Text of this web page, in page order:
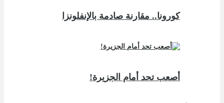
كورونا.. مقارنة صادمة بالإنفلونزا
أصعب تحد أمام الجزيرة!